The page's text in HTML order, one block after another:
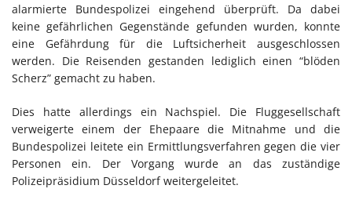
alarmierte Bundespolizei eingehend überprüft. Da dabei
keine gefährlichen Gegenstände gefunden wurden, konnte
eine Gefährdung für die Luftsicherheit ausgeschlossen
werden. Die Reisenden gestanden lediglich einen “blöden
Scherz” gemacht zu haben.
Dies hatte allerdings ein Nachspiel. Die Fluggesellschaft
verweigerte einem der Ehepaare die Mitnahme und die
Bundespolizei leitete ein Ermittlungsverfahren gegen die vier
Personen ein. Der Vorgang wurde an das zuständige
Polizeipräsidium Düsseldorf weitergeleitet.